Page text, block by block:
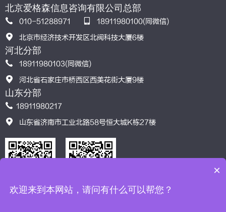
北京爱格森信息咨询有限公司总部
010-51288971
18911980100(同微信)
北京市经济技术开发区北阀科技大厦6楼
河北分部
18911980103(同微信)
河北省石家庄市桥西区西美花街大厦9楼
山东分部
18911980217
山东省济南市工业北路58号恒大城K栋27楼
×
欢迎来到本网站，请问有什么可以帮您？